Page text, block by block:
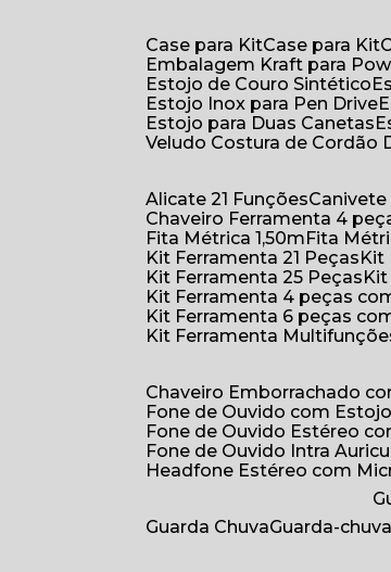
Case para Kit
Case para Kit
Embalagem Kraft para
Estojo de Couro Sintético
Estojo Inox para Pen Drive
Estojo para Duas Canetas
Veludo Costura de Cordão
Alicate 21 Funções
Chaveiro Ferramenta 4
Fita Métrica 1,50m
Fita
Kit Ferramenta 21 Peças
Kit Ferramenta 25 Peças
Kit Ferramenta 4 peças
Kit Ferramenta 6 peças
Kit Ferramenta
Chaveiro Emborrachado
Fone de Ouvido com
Fone de Ouvido Estéreo
Fone de Ouvido Intra
Headfone Estéreo com
Guarda Chuva
Guarda-chuva